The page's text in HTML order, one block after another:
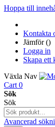
Hoppa till
Kontakta
Jämför ()
Logga in
Skapa ett
Växla Nav
Cart 0
Sök
Sök
Avancerad